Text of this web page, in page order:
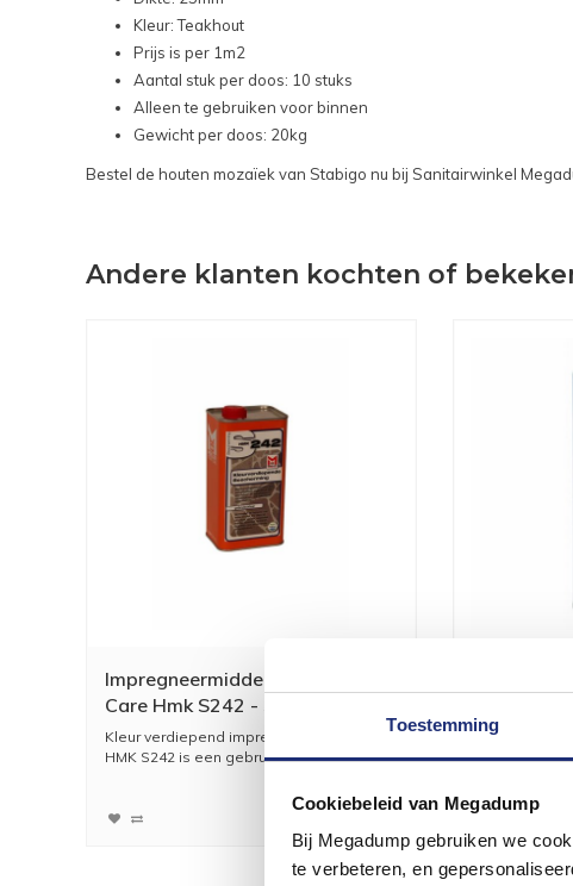
Toestemming
Cookiebeleid van Megadump
Bij Megadump gebruiken we
te verbeteren, en
Kleur: Teakhout
Prijs is per 1m2
Aantal stuk per doos: 10 stuks
Alleen te gebruiken voor binnen
Gewicht per doos: 20kg
Bestel de houten mozaïek van Stabigo nu bij Sanitairwinkel
Andere klanten kochten of
Impregneermiddel Moëller Stone
Care Hmk S242 - S42 1 Liter
Kleur verdiepend impregneermiddel
HMK S242 is een gebruikskl...
38,95
Speciale